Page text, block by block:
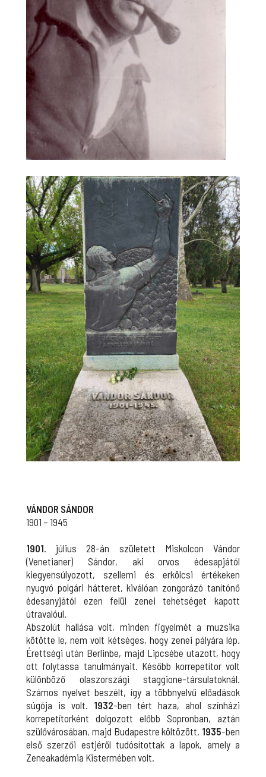
VÁNDOR SÁNDOR
1901 – 1945
1901. július 28-án született Miskolcon Vándor
(Venetianer) Sándor, aki orvos édesapjától
kiegyensúlyozott, szellemi és erkölcsi értékeken
nyugvó polgári hátteret, kiválóan zongorázó tanítónő
édesanyjától ezen felül zenei tehetséget kapott
útravalóul.
Abszolút hallása volt, minden figyelmét a muzsika
kötötte le, nem volt kétséges, hogy zenei pályára lép.
Érettségi után Berlinbe, majd Lipcsébe utazott, hogy
ott folytassa tanulmányait. Később korrepetítor volt
különböző olaszországi staggione-társulatoknál.
Számos nyelvet beszélt, így a többnyelvű előadások
súgója is volt. 1932-ben tért haza, ahol színházi
korrepetítorként dolgozott előbb Sopronban, aztán
szülővárosában, majd Budapestre költözött. 1935-ben
első szerzői estjéről tudósítottak a lapok, amely a
Zeneakadémia Kistermében volt.